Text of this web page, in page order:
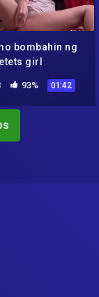
bombahin ng
etets girl
93% 01:42